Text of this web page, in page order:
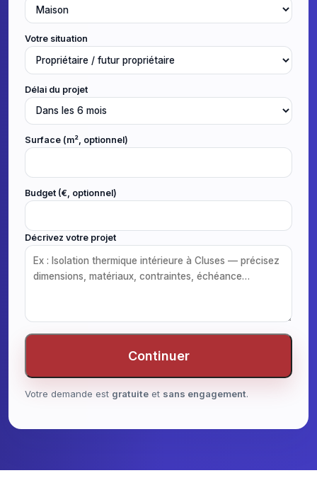
Votre situation
Délai du projet
Surface (m², optionnel)
Budget (€, optionnel)
Décrivez votre projet
Continuer
Votre demande est gratuite et sans engagement.